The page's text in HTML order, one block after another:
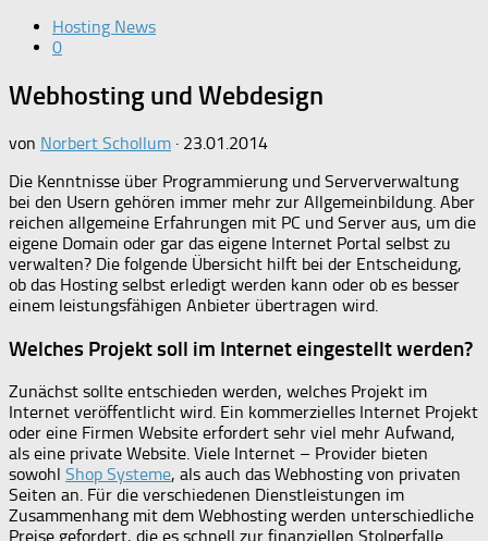
Hosting News
0
Webhosting und Webdesign
von Norbert Schollum · 23.01.2014
Die Kenntnisse über Programmierung und Serververwaltung
bei den Usern gehören immer mehr zur Allgemeinbildung. Aber
reichen allgemeine Erfahrungen mit PC und Server aus, um die
eigene Domain oder gar das eigene Internet Portal selbst zu
verwalten? Die folgende Übersicht hilft bei der Entscheidung,
ob das Hosting selbst erledigt werden kann oder ob es besser
einem leistungsfähigen Anbieter übertragen wird.
Welches Projekt soll im Internet eingestellt werden?
Zunächst sollte entschieden werden, welches Projekt im
Internet veröffentlicht wird. Ein kommerzielles Internet Projekt
oder eine Firmen Website erfordert sehr viel mehr Aufwand,
als eine private Website. Viele Internet – Provider bieten
sowohl Shop Systeme, als auch das Webhosting von privaten
Seiten an. Für die verschiedenen Dienstleistungen im
Zusammenhang mit dem Webhosting werden unterschiedliche
Preise gefordert, die es schnell zur finanziellen Stolperfalle